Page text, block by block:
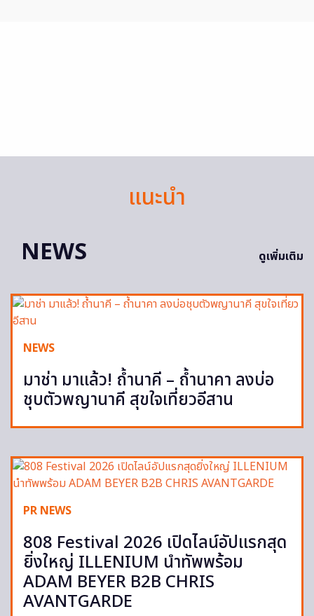
แนะนำ
NEWS
ดูเพิ่มเติม
NEWS
มาช่า มาแล้ว! ถ้ำนาคี – ถ้ำนาคา ลงบ่อ
ชุบตัวพญานาคี สุขใจเที่ยวอีสาน
PR NEWS
808 Festival 2026 เปิดไลน์อัปแรกสุด
ยิ่งใหญ่ ILLENIUM นำทัพพร้อม
ADAM BEYER B2B CHRIS
AVANTGARDE